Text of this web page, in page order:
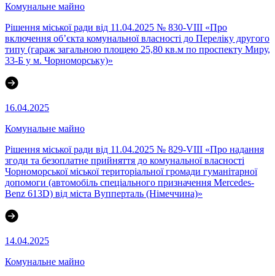
Комунальне майно
Рішення міської ради від 11.04.2025 № 830-VIII «Про
включення об’єкта комунальної власності до Переліку другого
типу (гараж загальною площею 25,80 кв.м по проспекту Миру,
33-Б у м. Чорноморську)»
16.04.2025
Комунальне майно
Рішення міської ради від 11.04.2025 № 829-VIII «Про надання
згоди та безоплатне прийняття до комунальної власності
Чорноморської міської територіальної громади гуманітарної
допомоги (автомобіль спеціального призначення Mercedes-
Benz 613D) від міста Вупперталь (Німеччина)»
14.04.2025
Комунальне майно